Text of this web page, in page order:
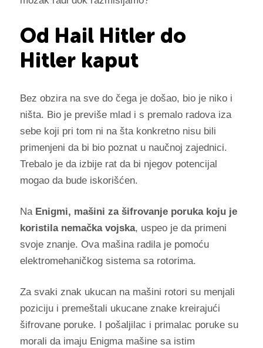
Od Hail Hitler do
Hitler kaput
Bez obzira na sve do čega je došao, bio je niko i
ništa. Bio je previše mlad i s premalo radova iza
sebe koji pri tom ni na šta konkretno nisu bili
primenjeni da bi bio poznat u naučnoj zajednici.
Trebalo je da izbije rat da bi njegov potencijal
mogao da bude iskorišćen.
Na Enigmi, mašini za šifrovanje poruka koju je
koristila nemačka vojska, uspeo je da primeni
svoje znanje. Ova mašina radila je pomoću
elektromehaničkog sistema sa rotorima.
Za svaki znak ukucan na mašini rotori su menjali
poziciju i premeštali ukucane znake kreirajući
šifrovane poruke.
I pošaljilac i primalac poruke su
morali da imaju Enigma mašine sa istim